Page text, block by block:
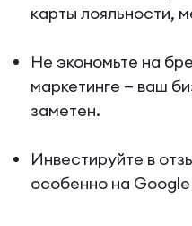
карты лояльности,
Не экономьте на
маркетинге — ваш
заметен.
Инвестируйте в
особенно на